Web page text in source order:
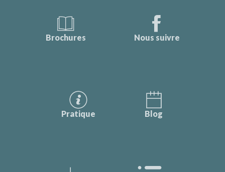
Brochures Nous suivre
Pratique Blog